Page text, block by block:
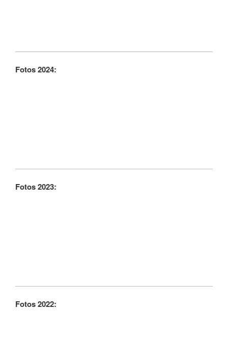
Fotos 2024:
Fotos 2023:
Fotos 2022: